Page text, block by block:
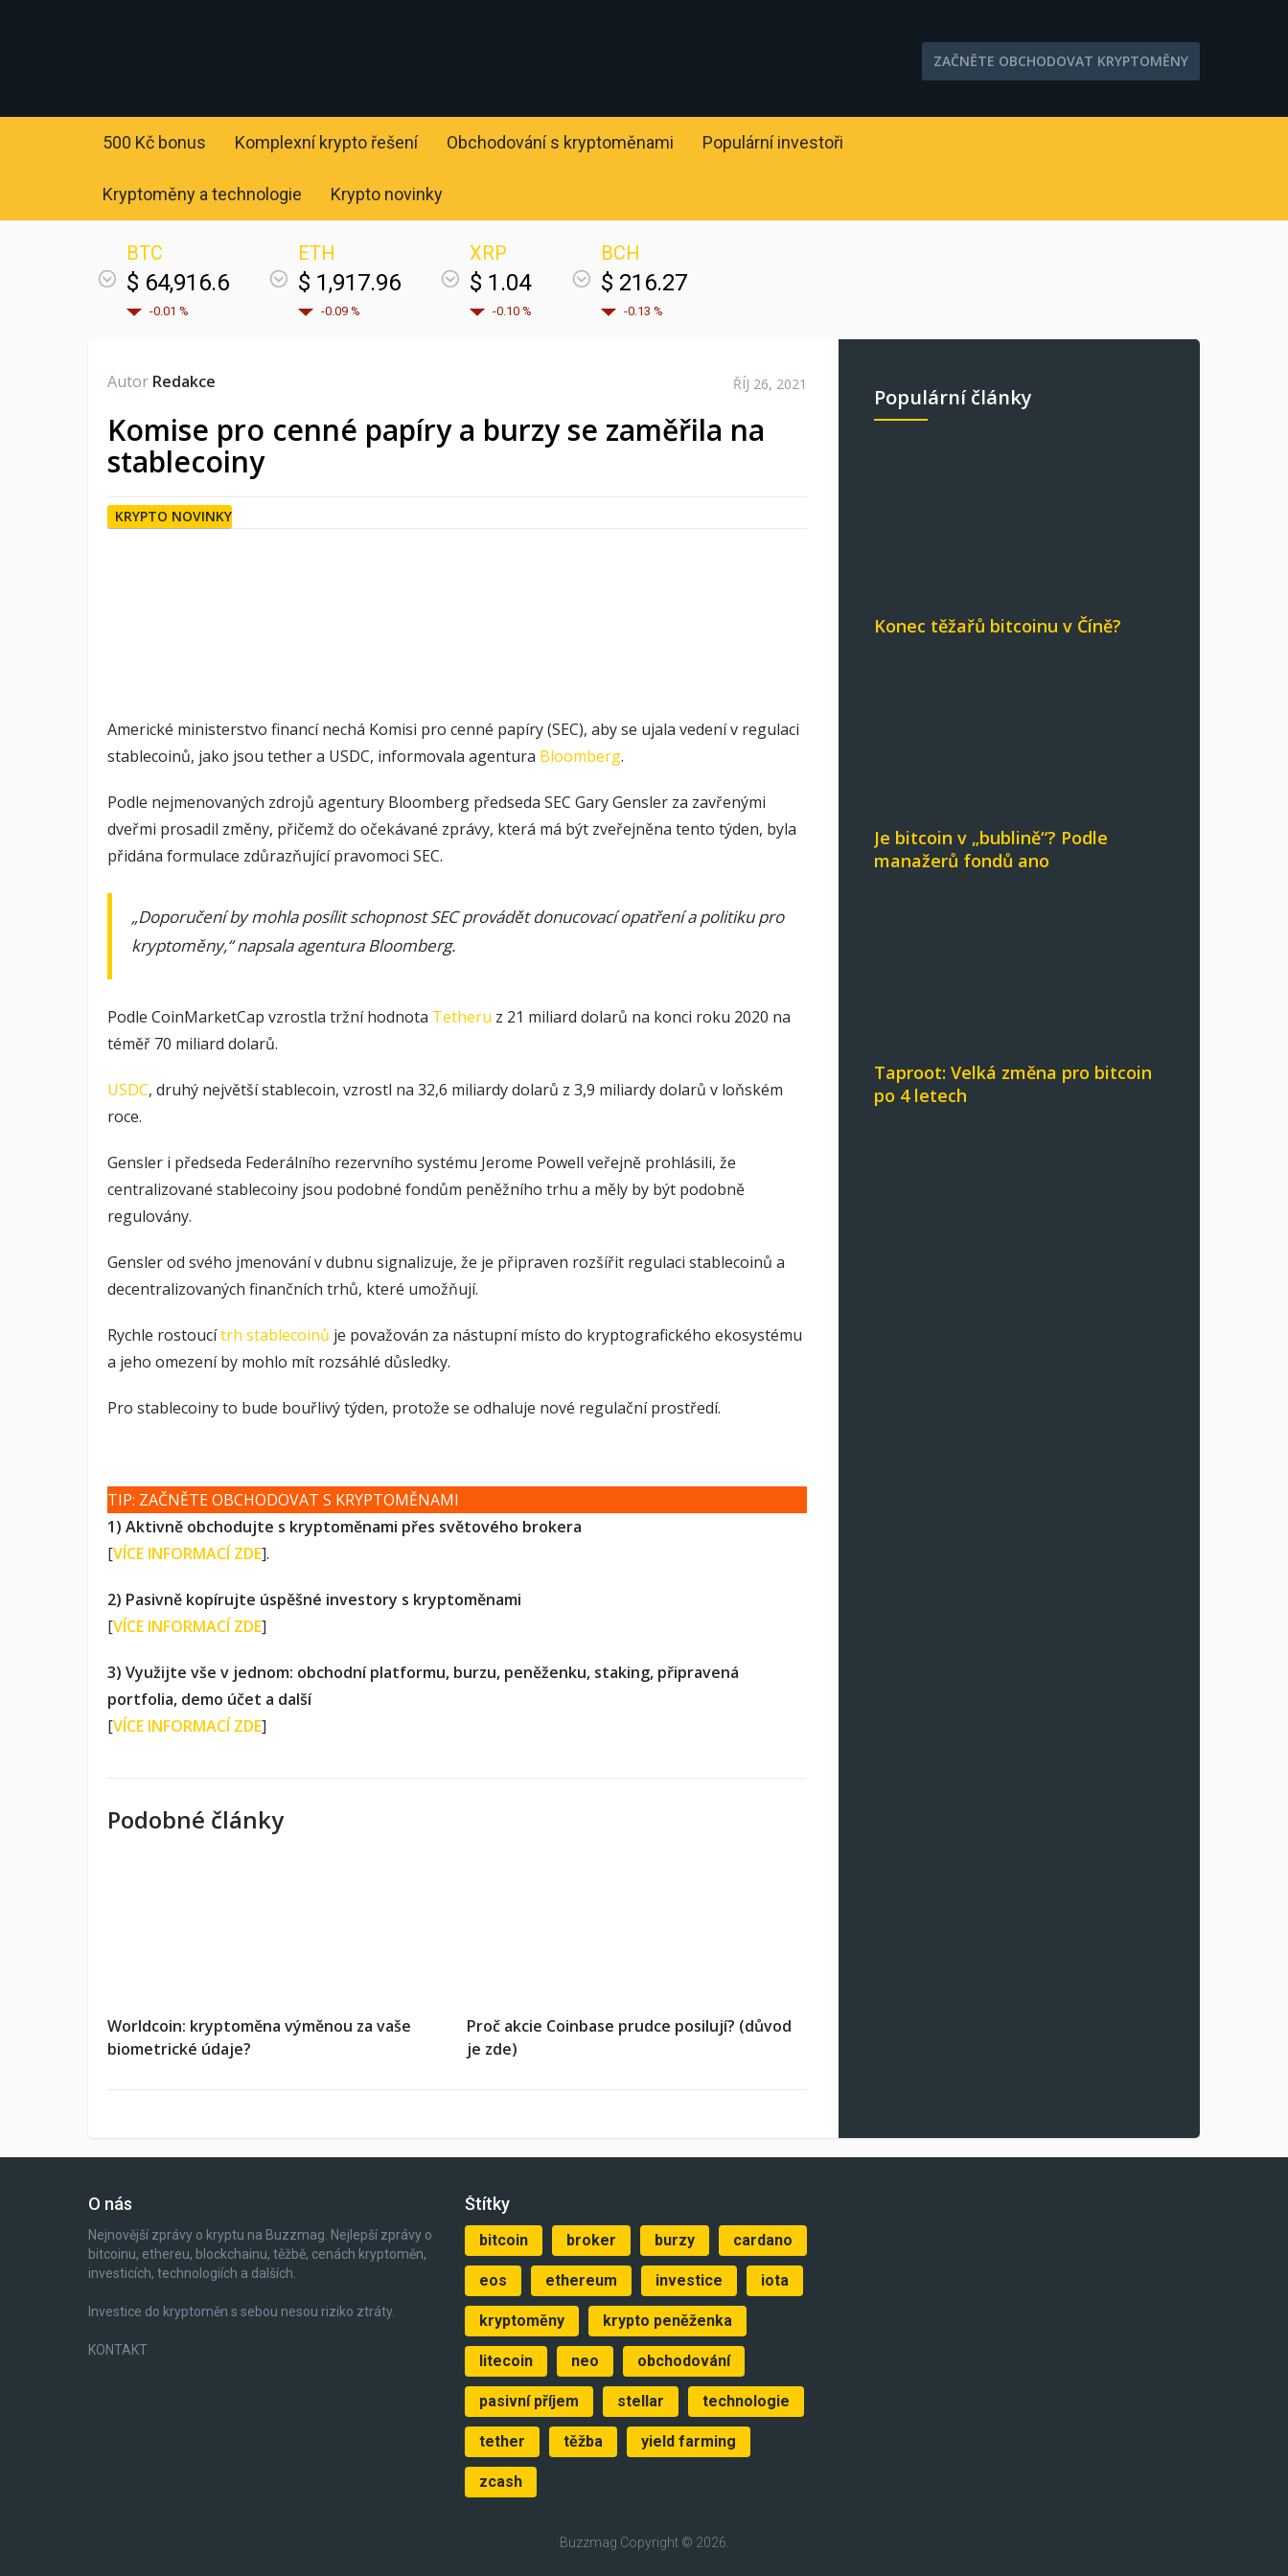
ZAČNĚTE OBCHODOVAT KRYPTOMĚNY
500 Kč bonus Komplexní krypto řešení Obchodování s kryptoměnami Populární investoři
Kryptoměny a technologie Krypto novinky
BTC
$ 64,916.6
-0.01 %
ETH
$ 1,917.96
-0.09 %
XRP
$ 1.04
-0.10 %
BCH
$ 216.27
-0.13 %
Autor Redakce ŘÍJ 26, 2021
Komise pro cenné papíry a burzy se zaměřila na
stablecoiny
KRYPTO NOVINKY
Americké ministerstvo financí nechá Komisi pro cenné papíry (SEC), aby se ujala vedení v regulaci
stablecoinů, jako jsou tether a USDC, informovala agentura Bloomberg.
Podle nejmenovaných zdrojů agentury Bloomberg předseda SEC Gary Gensler za zavřenými
dveřmi prosadil změny, přičemž do očekávané zprávy, která má být zveřejněna tento týden, byla
přidána formulace zdůrazňující pravomoci SEC.
„Doporučení by mohla posílit schopnost SEC provádět donucovací opatření a politiku pro
kryptoměny,“ napsala agentura Bloomberg.
Podle CoinMarketCap vzrostla tržní hodnota Tetheru z 21 miliard dolarů na konci roku 2020 na
téměř 70 miliard dolarů.
USDC, druhý největší stablecoin, vzrostl na 32,6 miliardy dolarů z 3,9 miliardy dolarů v loňském
roce.
Gensler i předseda Federálního rezervního systému Jerome Powell veřejně prohlásili, že
centralizované stablecoiny jsou podobné fondům peněžního trhu a měly by být podobně
regulovány.
Gensler od svého jmenování v dubnu signalizuje, že je připraven rozšířit regulaci stablecoinů a
decentralizovaných finančních trhů, které umožňují.
Rychle rostoucítrh stablecoinů je považován za nástupní místo do kryptografického ekosystému
a jeho omezení by mohlo mít rozsáhlé důsledky.
Pro stablecoiny to bude bouřlivý týden, protože se odhaluje nové regulační prostředí.
TIP: ZAČNĚTE OBCHODOVAT S KRYPTOMĚNAMI
1) Aktivně obchodujte s kryptoměnami přes světového brokera
[VÍCE INFORMACÍ ZDE].
2) Pasivně kopírujte úspěšné investory s kryptoměnami
[VÍCE INFORMACÍ ZDE]
3) Využijte vše v jednom: obchodní platformu, burzu, peněženku, staking, připravená
portfolia, demo účet a další
[VÍCE INFORMACÍ ZDE]
Podobné články
Worldcoin: kryptoměna výměnou za vaše
biometrické údaje?
Proč akcie Coinbase prudce posilují? (důvod
je zde)
Populární články
Konec těžařů bitcoinu v Číně?
Je bitcoin v „bublině“? Podle
manažerů fondů ano
Taproot: Velká změna pro bitcoin
po 4 letech
O nás
Nejnovější zprávy o kryptu na Buzzmag. Nejlepší zprávy o
bitcoinu, ethereu, blockchainu, těžbě, cenách kryptoměn,
investicích, technologiích a dalších.
Investice do kryptoměn s sebou nesou riziko ztráty.
KONTAKT
Štítky
bitcoin broker burzy cardano
eos ethereum investice iota
kryptoměny krypto peněženka
litecoin neo obchodování
pasivní příjem stellar technologie
tether těžba yield farming
zcash
Buzzmag Copyright © 2026.